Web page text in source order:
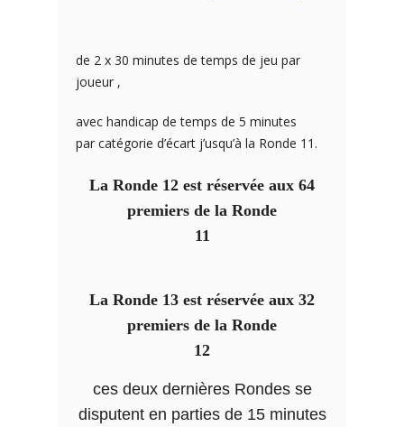
de 2 x 30 minutes de temps de jeu par
joueur ,
avec handicap de temps de 5 minutes
par catégorie d’écart j’usqu’à la Ronde 11.
La Ronde 12 est réservée aux 64
premiers de la Ronde
11
La Ronde 13 est réservée aux 32
premiers de la Ronde
12
ces deux dernières Rondes se
disputent en parties de 15 minutes